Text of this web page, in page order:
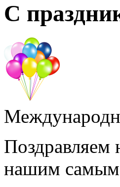
С
Поздравляем
нашим самым